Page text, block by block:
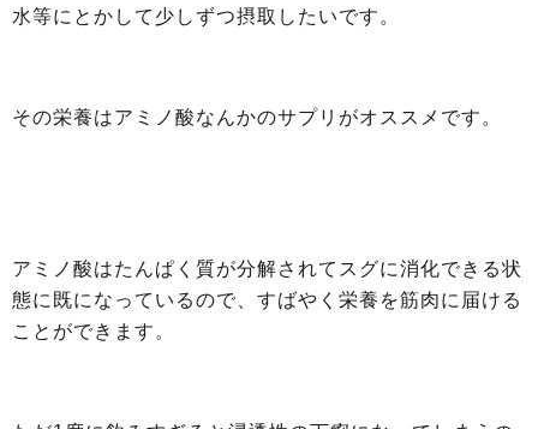
水等にとかして少しずつ摂取したいです。
その栄養はアミノ酸なんかのサプリがオススメです。
アミノ酸はたんぱく質が分解されてスグに消化できる状
態に既になっているので、すばやく栄養を筋肉に届ける
ことができます。